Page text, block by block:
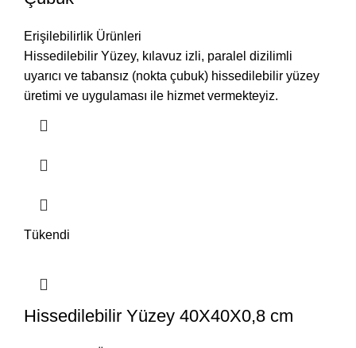
Erişilebilirlik Ürünleri
Hissedilebilir Yüzey, kılavuz izli, paralel dizilimli
uyarıcı ve tabansız (nokta çubuk) hissedilebilir yüzey
üretimi ve uygulaması ile hizmet vermekteyiz.
Tükendi
Hissedilebilir Yüzey 40X40X0,8 cm